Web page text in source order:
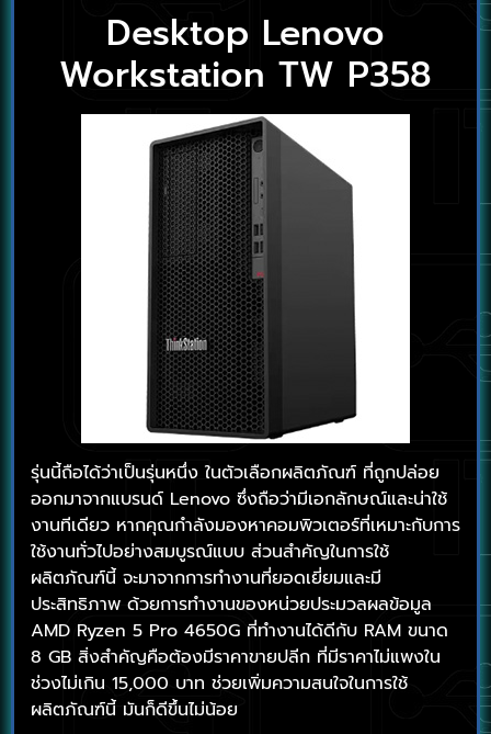
Desktop Lenovo
Workstation TW P358
รุ่นนี้ถือได้ว่าเป็นรุ่นหนึ่ง ในตัวเลือกผลิตภัณฑ์ ที่ถูกปล่อย
ออกมาจากแบรนด์ Lenovo ซึ่งถือว่ามีเอกลักษณ์และน่าใช้
งานทีเดียว หากคุณกำลังมองหาคอมพิวเตอร์ที่เหมาะกับการ
ใช้งานทั่วไปอย่างสมบูรณ์แบบ ส่วนสำคัญในการใช้
ผลิตภัณฑ์นี้ จะมาจากการทำงานที่ยอดเยี่ยมและมี
ประสิทธิภาพ ด้วยการทำงานของหน่วยประมวลผลข้อมูล
AMD Ryzen 5 Pro 4650G ที่ทำงานได้ดีกับ RAM ขนาด
8 GB สิ่งสำคัญคือต้องมีราคาขายปลีก ที่มีราคาไม่แพงใน
ช่วงไม่เกิน 15,000 บาท ช่วยเพิ่มความสนใจในการใช้
ผลิตภัณฑ์นี้ มันก็ดีขึ้นไม่น้อย